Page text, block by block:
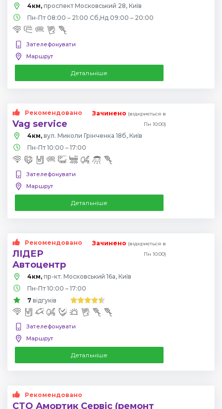
4км, проспект Московський 28, Київ
Пн-Пт 08:00 – 21:00 Сб,Нд 09:00 – 20:00
Зателефонувати
Маршрут
Детальніше
Рекомендовано
Vag service
Зачинено (відкриється в
Пн 10:00)
4км, вул. Миколи Грінченка 18б, Київ
Пн-Пт 10:00 – 17:00
Зателефонувати
Маршрут
Детальніше
Рекомендовано
ЛІДЕР
Автоцентр
Зачинено (відкриється в
Пн 10:00)
4км, пр-кт. Московський 16а, Київ
Пн-Пт 10:00 – 17:00
7 відгуків
Зателефонувати
Маршрут
Детальніше
Рекомендовано
СТО Амортик Сервіс (ремонт